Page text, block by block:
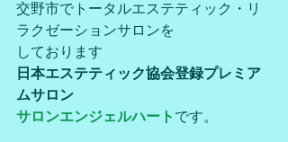
交野市でトータルエステティック・リ
ラクゼーションサロンを
しております
日本エステティック協会登録プレミア
ムサロン
サロンエンジェルハート です。